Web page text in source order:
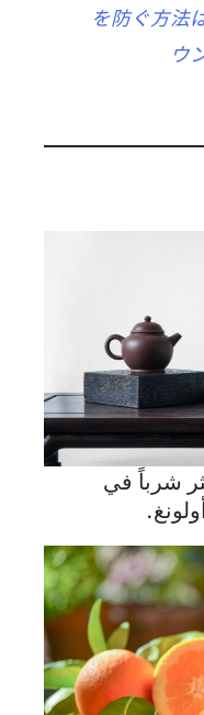
を防ぐ方法
ウ
شرباً في